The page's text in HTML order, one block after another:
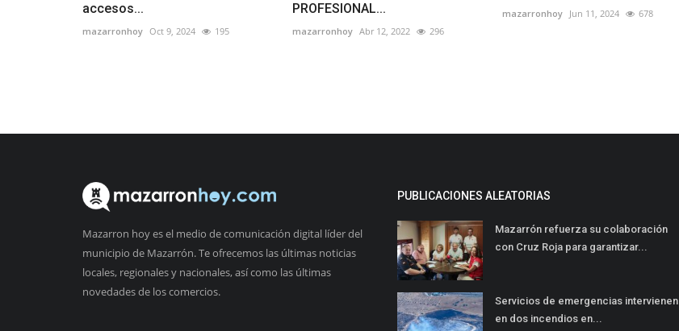
accesos...
mazarronhoy Oct 9, 2024 195
PROFESIONAL...
mazarronhoy Abr 12, 2022 296
mazarronhoy Jun 11, 2024 678
Mazarron hoy es el medio de comunicación digital líder del
municipio de Mazarrón. Te ofrecemos las últimas noticias
locales, regionales y nacionales, así como las últimas
novedades de los comercios.
PUBLICACIONES ALEATORIAS
Mazarrón refuerza su colaboración
con Cruz Roja para garantizar...
Servicios de emergencias intervienen
en dos incendios en...